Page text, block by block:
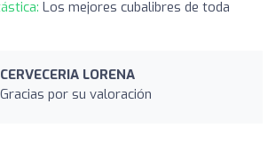
Los mejores cubalibres de toda
CERVECERIA LORENA
Gracias por su valoración